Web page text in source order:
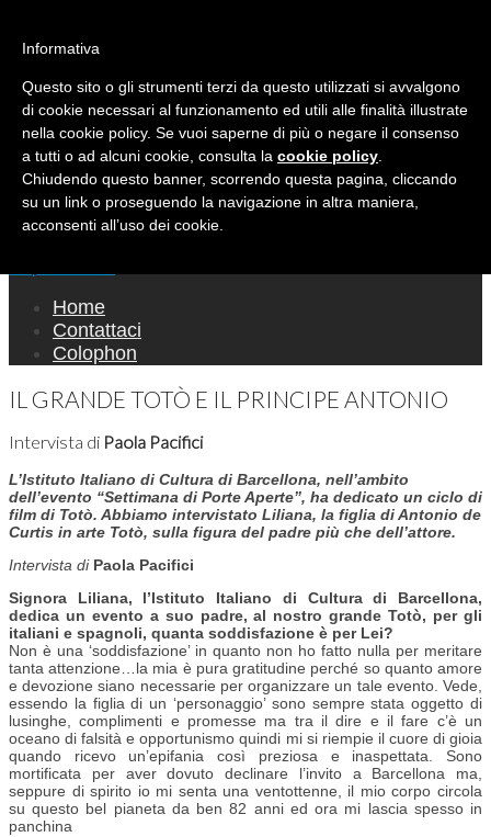
Mondo Italiano nel Mondo
LE INTERVISTE SONO AGLI ITALIANI CHE
RICOPRONO RUOLI ISTITUZIONALI, A
QUELLI CHE RAPPRESENTANO LA SOCIETÀ E
A CHI È UN "COMUNE CITTADINO" ...
PER TUTTO QUESTO SIAMO "ORGOGLIOSI
DI ESSERE ITALIANI"
Home
Contattaci
Colophon
IL GRANDE TOTÒ E IL PRINCIPE ANTONIO
Intervista di Paola Pacifici
L’Istituto Italiano di Cultura di Barcellona, nell’ambito
dell’evento “Settimana di Porte Aperte”, ha dedicato un ciclo di
film di Totò. Abbiamo intervistato Liliana, la figlia di Antonio de
Curtis in arte Totò, sulla figura del padre più che dell’attore.
Intervista diPaola Pacifici
Signora Liliana, l’Istituto Italiano di Culturadi Barcellona,
dedica un evento a suo padre, al nostro grande Totò, per gli
italiani e spagnoli, quanta soddisfazione è per Lei?
Non è una ‘soddisfazione’ in quanto non ho fatto nulla per meritare
tanta attenzione…la mia è pura gratitudine perché so quanto amore
e devozione siano necessarie per organizzare un tale evento. Vede,
essendo la figlia di un ‘personaggio’ sono sempre stata oggetto di
lusinghe, complimenti e promesse ma tra il dire e il fare c’è un
oceano di falsità e opportunismo quindi mi si riempie il cuore di gioia
quando ricevo un’epifania così preziosa e inaspettata. Sono
mortificata per aver dovuto declinare l’invito a Barcellona ma,
seppure di spirito io mi senta una ventottenne, il mio corpo circola
su questo bel pianeta da ben 82 anni ed ora mi lascia spesso in
panchina
Informativa
Questo sito o gli strumenti terzi da questo utilizzati si avvalgono
di cookie necessari al funzionamento ed utili alle finalità illustrate
nella cookie policy. Se vuoi saperne di più o negare il consenso
a tutti o ad alcuni cookie, consulta la cookie policy
Chiudendo questo banner, scorrendo questa pagina, cliccando
su un link o proseguendo la navigazione in altra maniera,
acconsenti all’uso dei cookie.